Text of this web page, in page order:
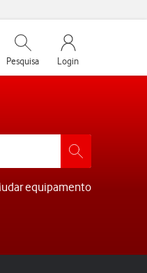
de compras
Pesquisar
Pesquisa
My Vodafone
Login
equipamento